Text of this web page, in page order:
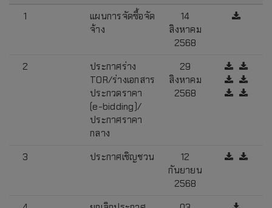
1
แผนการจัดซื้อจัด
จ้าง
14
สิงหาคม
2568
2
ประกาศร่าง
TOR/ร่างเอกสาร
ประกวดราคา
(e-bidding)/
ประกาศราคา
กลาง
29
สิงหาคม
2568
3 ประกาศเชิญชวน
12
กันยายน
2568